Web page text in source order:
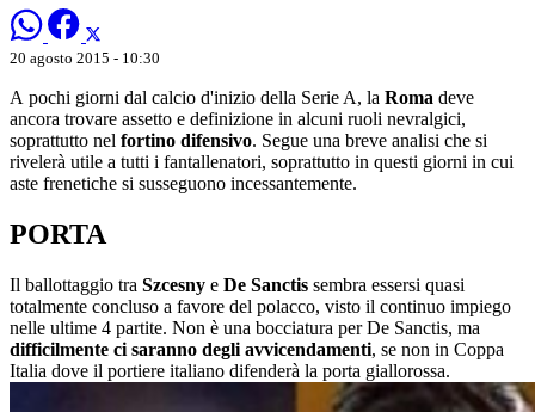
20 agosto 2015 - 10:30
A pochi giorni dal calcio d'inizio della Serie A, la Roma deve
ancora trovare assetto e definizione in alcuni ruoli nevralgici,
soprattutto nel fortino difensivo. Segue una breve analisi che si
rivelerà utile a tutti i fantallenatori, soprattutto in questi giorni in cui
aste frenetiche si susseguono incessantemente.
PORTA
Il ballottaggio tra Szcesny e De Sanctis sembra essersi quasi
totalmente concluso a favore del polacco, visto il continuo impiego
nelle ultime 4 partite. Non è una bocciatura per De Sanctis, ma
difficilmente ci saranno degli avvicendamenti, se non in Coppa
Italia dove il portiere italiano difenderà la porta giallorossa.